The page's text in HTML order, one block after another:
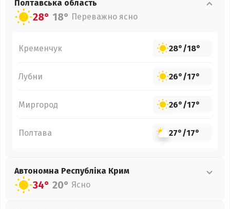
Полтавська область
28° 18° Переважно ясно
Кременчук 28°/18°
Лубни 26°/17°
Миргород 26°/17°
Полтава 27°/17°
Автономна Республіка Крим
34° 20° Ясно